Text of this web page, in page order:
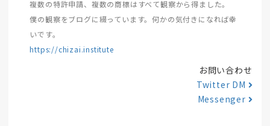
複数の特許申請、複数の商標はすべて観察から得ました。
僕の観察をブログに綴っています。何かの気付きになれば幸
いです。
https://chizai.institute
お問い合わせ
Twitter DM
Messenger